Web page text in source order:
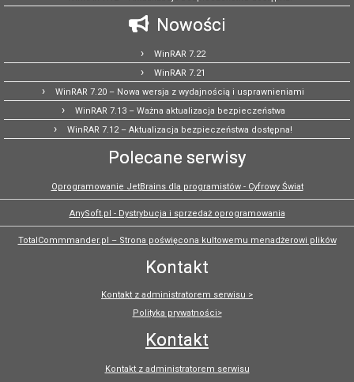
Nowości
WinRAR 7.22
WinRAR 7.21
WinRAR 7.20 – Nowa wersja z wydajnością i usprawnieniami
WinRAR 7.13 – Ważna aktualizacja bezpieczeństwa
WinRAR 7.12 – Aktualizacja bezpieczeństwa dostępna!
Polecane serwisy
Oprogramowanie JetBrains dla programistów - Cyfrowy Świat
AnySoft.pl - Dystrybucja i sprzedaż oprogramowania
TotalCommmander.pl – Strona poświęcona kultowemu menadżerowi plików
Kontakt
Kontakt z administratorem serwisu >
Polityka prywatności>
Kontakt
Kontakt z administratorem serwisu